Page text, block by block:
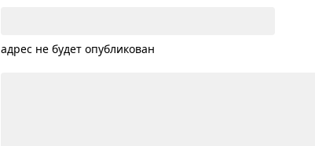
адрес не будет опубликован